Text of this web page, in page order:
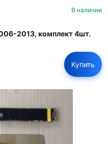
В наличии
2013, комплект 4шт.
Купить